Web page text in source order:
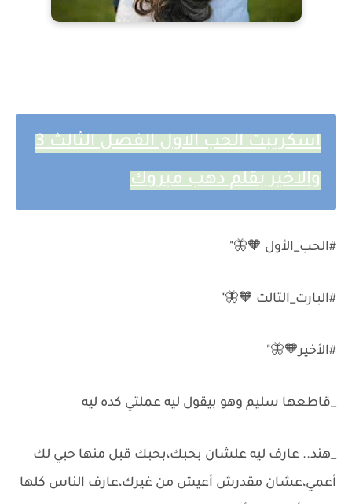
اسكريبت الحب الاول الفصل الثالث 3
والاخير بقلم دهب مبروك
#الحب_الأول 🧡🦋"
#البارت_التالت 🧡🦋"
#الأخير🧡🦋"
_قاطعها سليم وهو بيقول ليه عملتي كده ليه
_هند.. عارف ليه علشان بحبك،بحبك قبل منها حبي لك
أعمي،عشان مقدرش أعيش من غيرك،عارف الناس كلها